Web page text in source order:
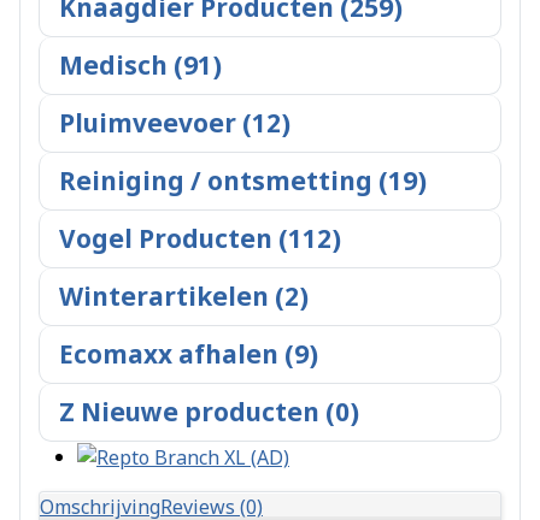
Knaagdier Producten (259)
Medisch (91)
Pluimveevoer (12)
Reiniging / ontsmetting (19)
Vogel Producten (112)
Winterartikelen (2)
Ecomaxx afhalen (9)
Z Nieuwe producten (0)
OmschrijvingReviews (0)